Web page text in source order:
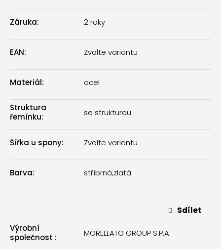
Záruka: 2 roky
EAN: Zvolte variantu
Materiál: ocel
Struktura
řemínku: se strukturou
Šířka u spony: Zvolte variantu
Barva: stříbrná,zlatá
Sdílet
Výrobní
společnost : MORELLATO GROUP S.P.A.